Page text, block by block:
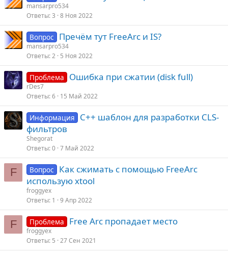
mansarpro534
Ответы 3 8 Ноя 2022
Вопрос Пречём тут FreeArc и IS?
mansarpro534
Ответы 2 5 Ноя 2022
Проблема Ошибка при сжатии (disk full)
rDes7
Ответы 6 15 Май 2022
Информация
С++ шаблон для разработки CLS-
фильтров
Shegorat
Ответы 0 7 Май 2022
F Вопрос
Как сжимать с помощью FreeArc
использую xtool
froggyex
Ответы 1 9 Апр 2022
F Проблема Free Arc пропадает место
froggyex
Ответы 5 27 Сен 2021